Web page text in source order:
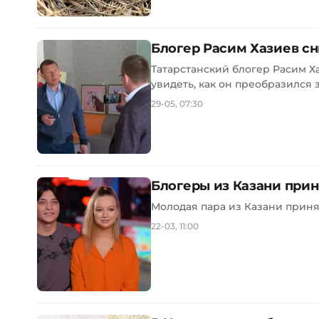
Блогер Расим Хазиев
Татарстанский блогер Расим
увидеть, как он преобразился
29-05, 07:30
Блогеры из Казани
Молодая пара из Казани
22-03, 11:00